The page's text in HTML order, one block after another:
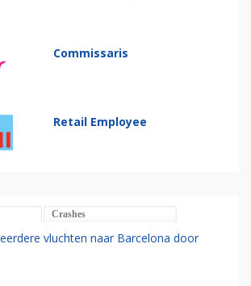
Commissaris
Retail Employee
Crashes
vluchten naar Barcelona door